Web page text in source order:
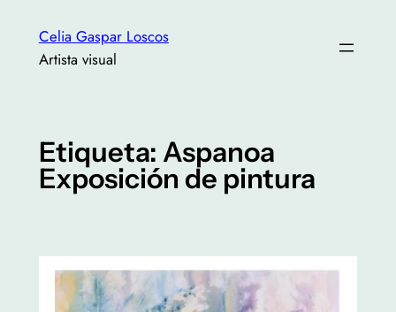
contenido
Celia Gaspar Loscos
Artista visual
Etiqueta: Aspanoa
Exposición de pintura